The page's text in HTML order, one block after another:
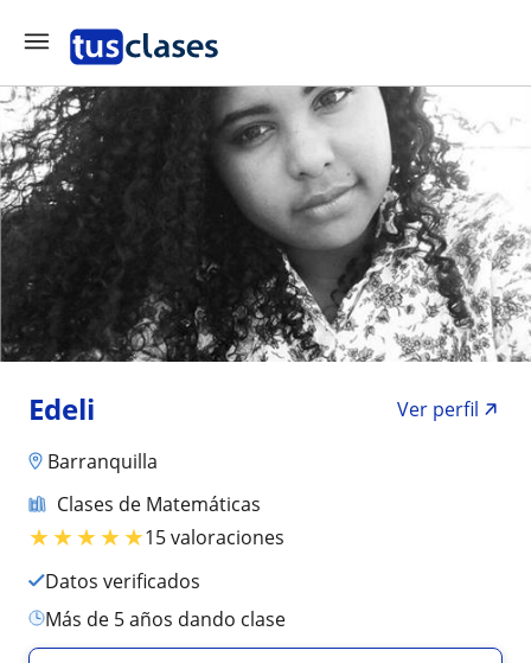
Edeli
Ver perfil
Barranquilla
Clases de Matemáticas
★★★★★15 valoraciones
Datos verificados
más de 5 años dando clase